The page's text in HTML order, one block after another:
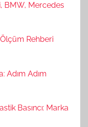
BMW, Mercedes
Ölçüm Rehberi
Adım Adım
Basıncı: Marka